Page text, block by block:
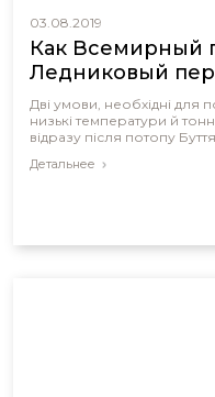
03.08.2019
Как Всемирный
Ледниковый
Дві умови, необхідні для
низькі температури й
відразу після потопу
Детальнее